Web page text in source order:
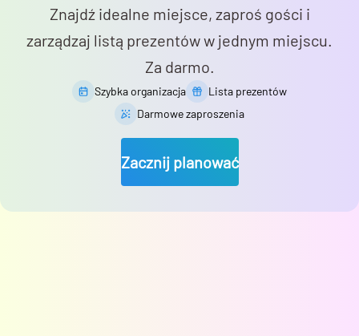
Znajdź idealne miejsce, zaproś gości i
zarządzaj listą prezentów w jednym miejscu.
Za darmo.
Szybka organizacja
Lista prezentów
Darmowe zaproszenia
Zacznij planować